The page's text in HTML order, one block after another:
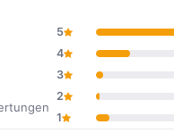
10
5
4
3
2
1